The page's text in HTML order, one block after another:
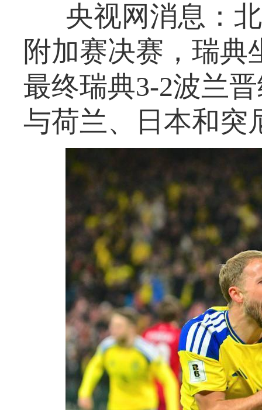
央视网消息：
附加赛决赛，瑞典
最终瑞典3-2波兰
与荷兰、日本和突